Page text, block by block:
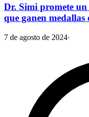
Dr. Simi promete un
que ganen medallas
7 de agosto de 2024·